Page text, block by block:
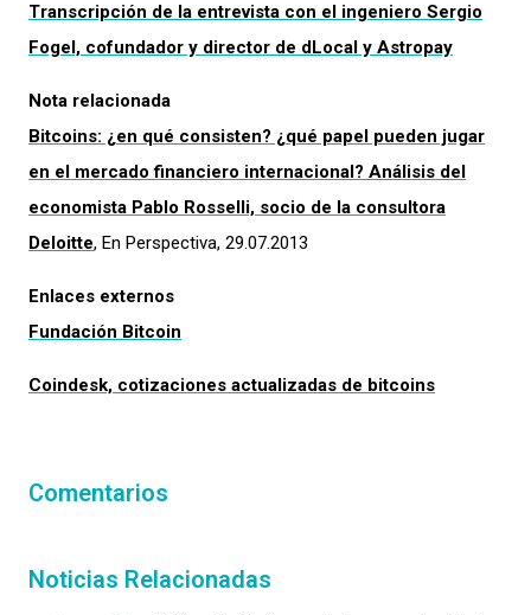
Transcripción de la entrevista con el ingeniero Sergio
Fogel, cofundador y director de dLocal y Astropay
Nota relacionada
Bitcoins: ¿en qué consisten? ¿qué papel pueden jugar
en el mercado financiero internacional? Análisis del
economista Pablo Rosselli, socio de la consultora
Deloitte, En Perspectiva, 29.07.2013
Enlaces externos
Fundación Bitcoin
Coindesk, cotizaciones actualizadas de bitcoins
Comentarios
Noticias Relacionadas